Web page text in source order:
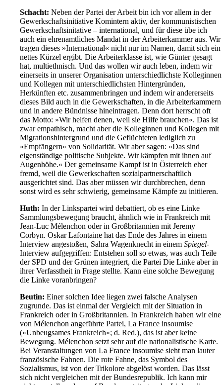
Schacht: Neben der Partei der Arbeit bin ich vor allem in der
Gewerkschaftsinitiative Komintern aktiv, der kommunistischen
Gewerkschaftsinitative – international, und für diese übe ich
auch ein ehrenamtliches Mandat in der Arbeiterkammer aus. Wir
tragen dieses »International« nicht nur im Namen, damit sich ein
nettes Kürzel ergibt. Die Arbeiterklasse ist, wie Günter gesagt
hat, multiethnisch. Und das wollen wir auch leben, indem wir
einerseits in unserer Organisation unterschiedlichste Kolleginnen
und Kollegen mit unterschiedlichsten Hintergründen,
Herkünften etc. zusammenbringen und indem wir andererseits
dieses Bild auch in die Gewerkschaften, in die Arbeiterkammern
und in andere Bündnisse hineintragen. Denn dort herrscht oft
das Motto: »Wir helfen denen, weil sie Hilfe brauchen«. Das ist
zwar empathisch, macht aber die Kolleginnen und Kollegen mit
Migrationshintergrund und die Geflüchteten lediglich zu
»Empfängern« von Solidarität. Wir aber sagen: »Das sind
eigenständige politische Subjekte. Wir kämpfen mit ihnen auf
Augenhöhe.« Der gemeinsame Kampf ist in Österreich eher
fremd, weil die Gewerkschaften sozialpartnerschaftlich
ausgerichtet sind. Das aber müssen wir durchbrechen, denn
sonst wird es sehr schwierig, gemeinsame Kämpfe zu initiieren.
Huth: In der Linkspartei wird debattiert, ob es eine Linke
Sammlungsbewegung braucht, ähnlich wie in Frankreich mit
Jean-Luc Mélenchon oder in Großbritannien mit Jeremy
Corbyn. Oskar Lafontaine hat das Ende des Jahres in einem
Interview angestoßen, Sahra Wagenknecht in einem Spiegel-
Interview aufgegriffen: Entstehen soll so etwas, was auch Teile
der SPD und der Grünen integriert, die Partei Die Linke aber in
ihrer Verfasstheit in Frage stellte. Kann eine solche Bewegung
die Linke voranbringen?
Beutin: Einer solchen Idee liegen zwei falsche Analysen
zugrunde. Das ist einmal der Vergleich mit der Situation in
Frankreich oder in Großbritannien. In Frankreich haben wir eine
von Mélenchon angeführte Partei, La France insoumise
(»Unbeugsames Frankreich«; d. Red.), das ist aber keine
Bewegung. Mélenchon setzt sehr auf die nationalistische Karte.
Bei Veranstaltungen von La France insoumise sieht man lauter
französische Fahnen. Die rote Fahne, das Symbol des
Sozialismus, ist von der Trikolore abgelöst worden. Das lässt
sich nicht vergleichen mit der Bundesrepublik. Ich kann mir